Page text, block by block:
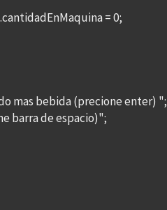
= 0;
mas bebida (precione enter) ";
barra de espacio)";